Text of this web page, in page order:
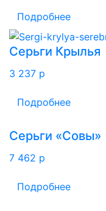
Подробнее
Серьги Крылья
3 237 p
Подробнее
Серьги «Совы»
7 462 p
Подробнее